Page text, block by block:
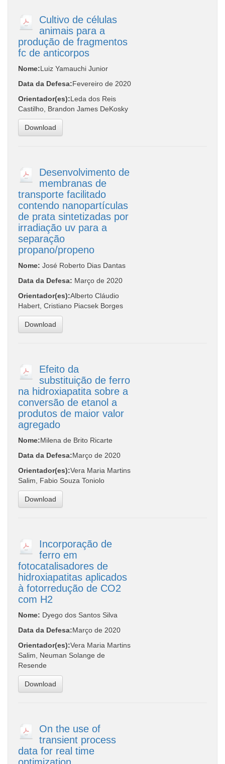
Cultivo de células
animais para a
produção de fragmentos
fc de anticorpos
Nome:Luiz Yamauchi Junior
Data da Defesa:Fevereiro de 2020
Orientador(es):Leda dos Reis
Castilho, Brandon James DeKosky
Download
Desenvolvimento de
membranas de
transporte facilitado
contendo nanopartículas
de prata sintetizadas por
irradiação uv para a
separação
propano/propeno
Nome: José Roberto Dias Dantas
Data da Defesa: Março de 2020
Orientador(es):Alberto Cláudio
Habert, Cristiano Piacsek Borges
Download
Efeito da
substituição de ferro
na hidroxiapatita sobre a
conversão de etanol a
produtos de maior valor
agregado
Nome:Milena de Brito Ricarte
Data da Defesa:Março de 2020
Orientador(es):Vera Maria Martins
Salim, Fabio Souza Toniolo
Download
Incorporação de
ferro em
fotocatalisadores de
hidroxiapatitas aplicados
à fotorredução de CO2
com H2
Nome: Dyego dos Santos Silva
Data da Defesa:Março de 2020
Orientador(es):Vera Maria Martins
Salim, Neuman Solange de
Resende
Download
On the use of
transient process
data for real time
optimization